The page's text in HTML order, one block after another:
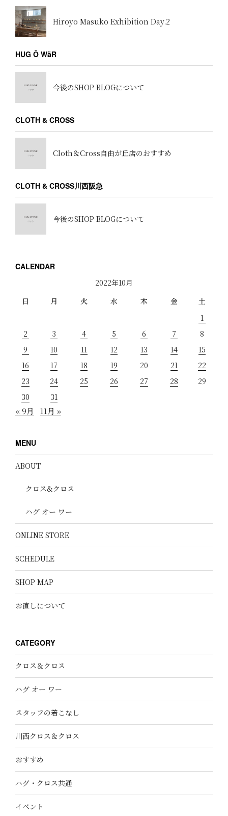
Hiroyo Masuko Exhibition Day.2
HUG Ō WäR
今後のSHOP BLOGについて
CLOTH & CROSS
Cloth＆Cross自由が丘店のおすすめ
CLOTH & CROSS川西阪急
今後のSHOP BLOGについて
CALENDAR
2022年10月
日
月 火 水 木 金
土
1
2
3 4 5 6 7
8
9
10 11 12 13 14
15
16
17 18 19 20 21
22
23
24 25 26 27 28
29
30
31
« 9月 11月 »
MENU
ABOUT
クロス&クロス
ハグ オー ワー
ONLINE STORE
SCHEDULE
SHOP MAP
お直しについて
CATEGORY
クロス＆クロス
ハグ オー ワー
スタッフの着こなし
川西クロス＆クロス
おすすめ
ハグ・クロス共通
イベント